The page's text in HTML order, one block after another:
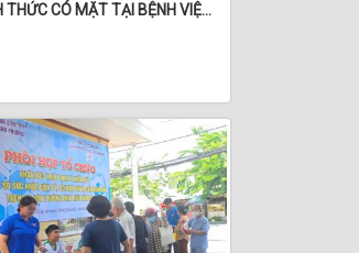
THỨC CÓ MẶT TẠI BỆNH VIỆN